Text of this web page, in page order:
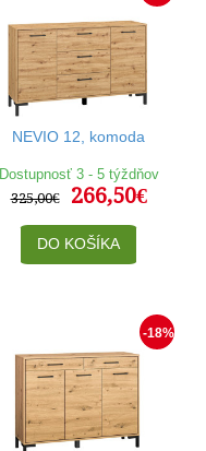
NEVIO 12, komoda
Dostupnosť 3 - 5 týždňov
325,00€
266,50€
DO KOŠÍKA
-18%